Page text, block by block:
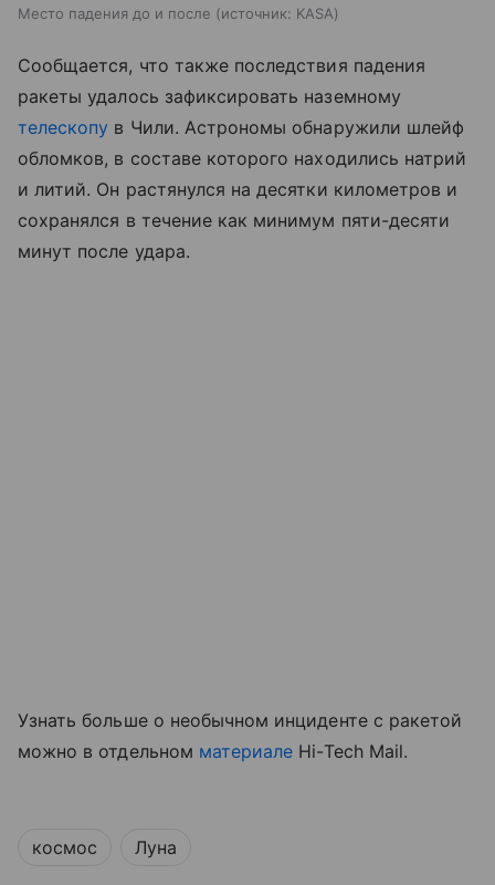
Место падения до и после источник: KASA
Сообщается, что также последствия падения
ракеты удалось зафиксировать наземному
телескопу в Чили. Астрономы обнаружили шлейф
обломков, в составе которого находились натрий
и литий. Он растянулся на десятки километров и
сохранялся в течение как минимум пяти-десяти
минут после удара.
Узнать больше о необычном инциденте с ракетой
можно в отдельном материале Hi-Tech Mail.
космос Луна